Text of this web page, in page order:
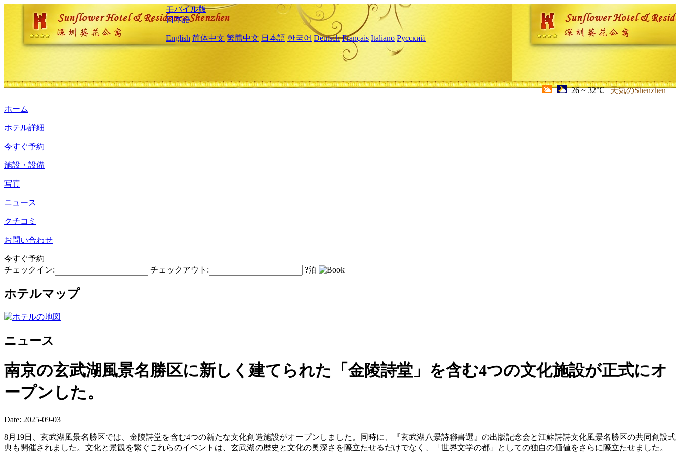
モバイル版
日本語
English 简体中文 繁體中文 日本語 한국어 Deutsch Français Italiano Русский
26 ~ 32℃ 天気のShenzhen
ホーム
ホテル詳細
今すぐ予約
施設・設備
写真
ニュース
クチコミ
お問い合わせ
今すぐ予約
チェックイン:
チェックアウト: ?泊
ホテルマップ
ニュース
南京の玄武湖風景名勝区に新しく建てられた「金陵詩堂」を含む4つの文化施設が正式にオ
ープンした。
Date: 2025-09-03
8月19日、玄武湖風景名勝区では、金陵詩堂を含む4つの新たな文化創造施設がオープンしました。同時に、『玄武湖八景詩聯書選』の出版記念会と江蘇詩詩文化風景名勝区の共同創設式
典も開催されました。文化と景観を繋ぐこれらのイベントは、玄武湖の歴史と文化の奥深さを際立たせるだけでなく、「世界文学の都」としての独自の価値をさらに際立たせました。